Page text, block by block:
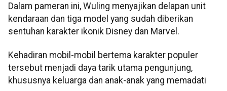
Dalam pameran ini, Wuling menyajikan delapan unit
kendaraan dan tiga model yang sudah diberikan
sentuhan karakter ikonik Disney dan Marvel.
Kehadiran mobil-mobil bertema karakter populer
tersebut menjadi daya tarik utama pengunjung,
khususnya keluarga dan anak-anak yang memadati